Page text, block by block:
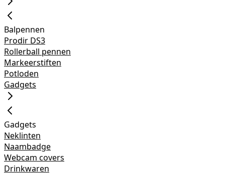
Balpennen
Prodir DS3
Rollerball pennen
Markeerstiften
Potloden
Gadgets
Gadgets
Neklinten
Naambadge
Webcam covers
Drinkwaren